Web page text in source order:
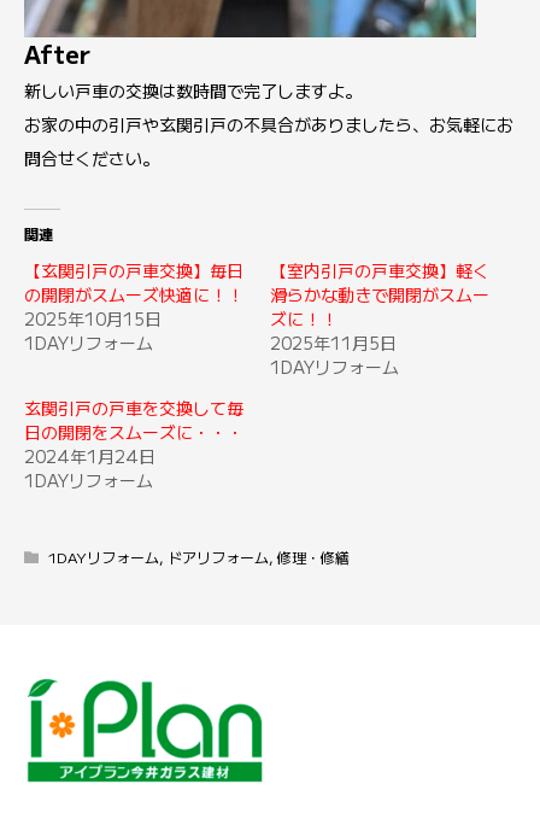
After
新しい戸車の交換は数時間で完了しますよ。
お家の中の引戸や玄関引戸の不具合がありましたら、お気軽にお
問合せください。
関連
【玄関引戸の戸車交換】毎日
の開閉がスムーズ快適に！！
2025年10月15日
1DAYリフォーム
【室内引戸の戸車交換】軽く
滑らかな動きで開閉がスムー
ズに！！
2025年11月5日
1DAYリフォーム
玄関引戸の戸車を交換して毎
日の開閉をスムーズに・・・
2024年1月24日
1DAYリフォーム
1DAYリフォーム, ドアリフォーム,修理・修繕